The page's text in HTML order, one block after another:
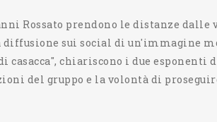
Rossato prendono le distanze dalle
diffusione sui social di un'immagine
casacca", chiariscono i due esponenti
del gruppo e la volontà di